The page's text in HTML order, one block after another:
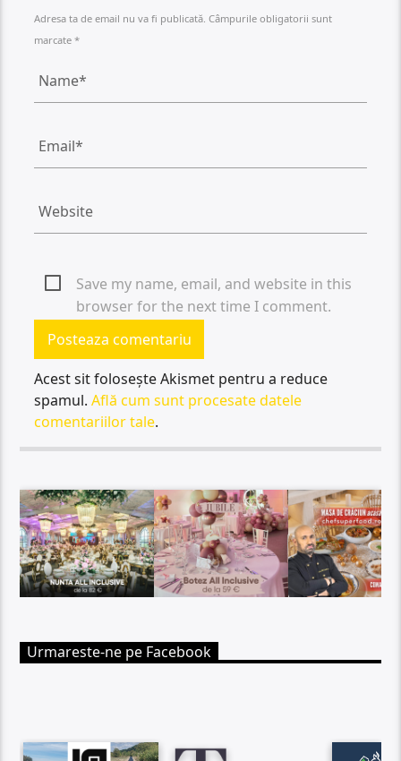
Adresa ta de email nu va fi publicată. Câmpurile obligatorii sunt
marcate *
Save my name, email, and website in this
browser for the next time I comment.
Acest sit folosește Akismet pentru a reduce
spamul.Află cum sunt procesate datele
comentariilor tale.
Urmareste-ne pe Facebook